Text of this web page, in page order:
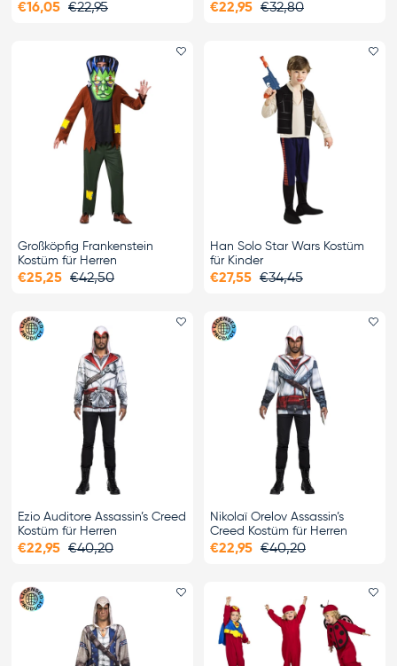
€16,05 €22,95 €22,95 €32,80
Favorit hinzufügen
Großköpfig Frankenstein
Kostüm für Herren
€25,25 €42,50
Han Solo Star Wars Kostüm
für Kinder
€27,55 €34,45
Favorit hinzufügen
Ezio Auditore Assassin’s Creed
Kostüm für Herren
€22,95 €40,20
Nikolaï Orelov Assassin’s
Creed Kostüm für Herren
€22,95 €40,20
Favorit hinzufügen